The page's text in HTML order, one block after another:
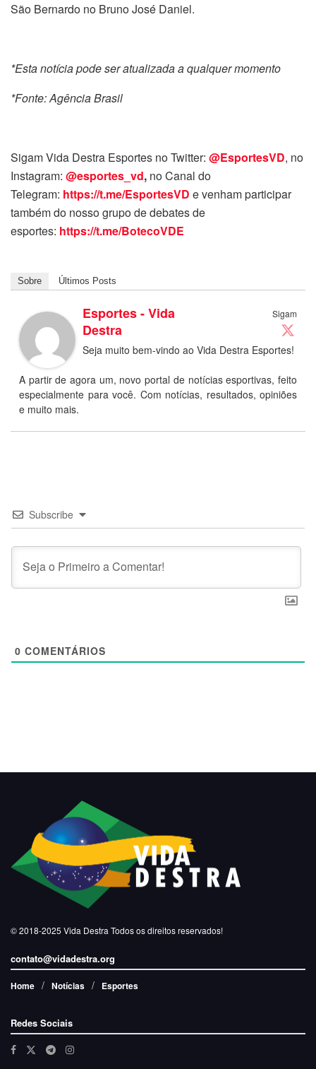
São Bernardo no Bruno José Daniel.
*Esta notícia pode ser atualizada a qualquer momento
*Fonte: Agência Brasil
Sigam Vida Destra Esportes no Twitter: @EsportesVD, no
Instagram: @esportes_vd, no Canal do
Telegram: https://t.me/EsportesVD e venham participar
também do nosso grupo de debates de
esportes: https://t.me/BotecoVDE
Sobre Últimos Posts
Sigam
Esportes - Vida
Destra
Seja muito bem-vindo ao Vida Destra Esportes!
A partir de agora um, novo portal de notícias esportivas, feito
especialmente para você. Com notícias, resultados, opiniões
e muito mais.
Subscribe
0 COMENTÁRIOS
© 2018-2025 Vida Destra Todos os direitos reservados!
contato@vidadestra.org
Home Notícias Esportes
Redes Sociais